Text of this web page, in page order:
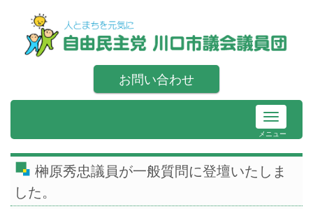
お問い合わせ
メニュー
榊原秀忠議員が一般質問に登壇いたしま
した。